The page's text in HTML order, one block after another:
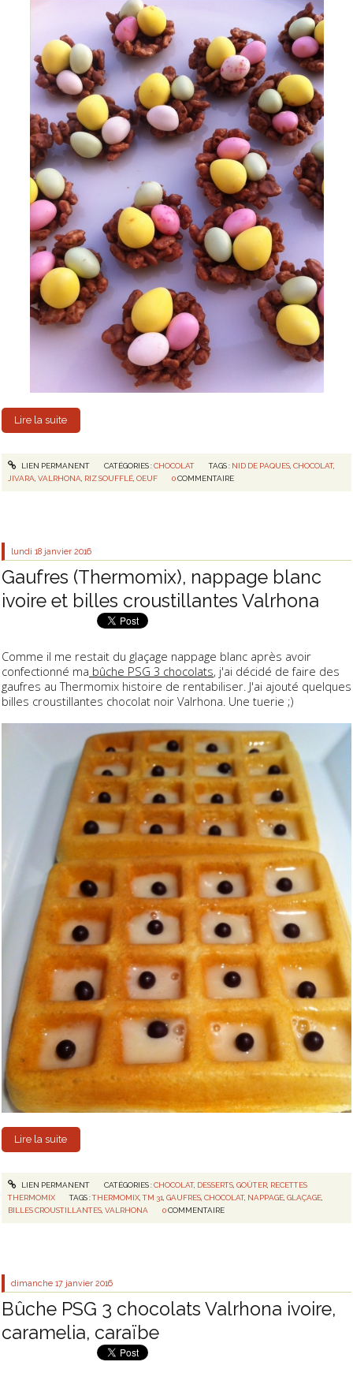
Lire la suite
LIEN PERMANENT CATÉGORIES :CHOCOLAT TAGS : NID DE PAQUES ,CHOCOLAT,
JIVARA ,VALRHONA RIZ SOUFFLÉ ,OEUF 0 COMMENTAIRE
lundi 18 janvier 2016
Gaufres (Thermomix), nappage blanc
ivoire et billes croustillantes Valrhona
Comme il me restait du glaçage nappage blanc après avoir
confectionné ma bûche PSG 3 chocolats, j'ai décidé de faire des
gaufres au Thermomix histoire de rentabiliser. J'ai ajouté quelques
billes croustillantes chocolat noir Valrhona. Une tuerie ;)
Lire la suite
LIEN PERMANENT CATÉGORIES :CHOCOLAT, DESSERTS, GOÛTER, RECETTES
THERMOMIX
TAGS :THERMOMIX ,TM 31 ,GAUFRES ,CHOCOLAT, NAPPAGE ,GLAÇAGE
BILLES CROUSTILLANTES ,VALRHONA 0 COMMENTAIRE
dimanche 17 janvier 2016
Bûche PSG 3 chocolats Valrhona ivoire,
caramelia, caraïbe